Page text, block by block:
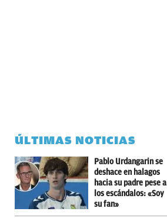
ÚLTIMAS NOTICIAS
Pablo Urdangarin se
deshace en halagos
hacia su padre pese a
los escándalos: «Soy
su fan»